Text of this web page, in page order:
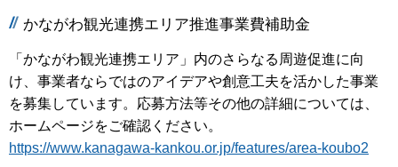
かながわ観光連携エリア推進事業費補助金
「かながわ観光連携エリア」内のさらなる周遊促進に向
け、事業者ならではのアイデアや創意工夫を活かした事業
を募集しています。応募方法等その他の詳細については、
ホームページをご確認ください。
https://www.kanagawa-kankou.or.jp/features/area-koubo2